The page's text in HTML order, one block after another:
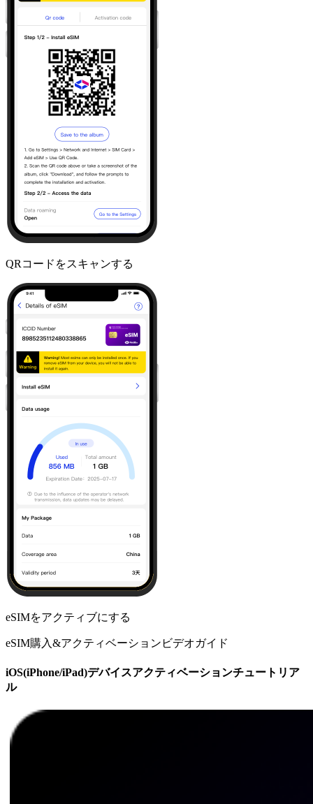
QRコードをスキャンする
eSIMをアクティブにする
eSIM購入&アクティベーションビデオガイド
iOS(iPhone/iPad)デバイスアクティベーションチュートリア
ル